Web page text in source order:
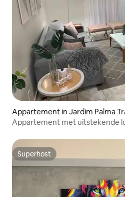
Appartement in Jardim Palma
Appartement met uitstekende
Superhost
Superhost